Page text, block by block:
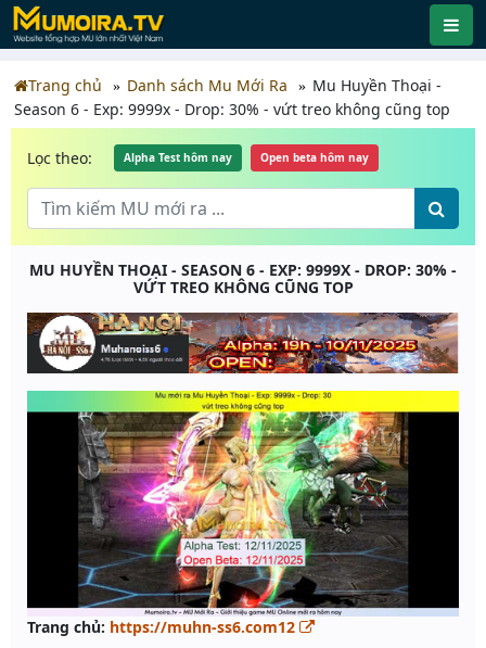
Trang chủ Danh sách Mu Mới Ra
Mu Huyền Thoại -
Season 6 - Exp: 9999x - Drop: 30% - vứt treo không cũng top
Lọc theo: Alpha Test hôm nay Open beta hôm nay
MU HUYỀN THOẠI - SEASON 6 - EXP: 9999X - DROP: 30% -
VỨT TREO KHÔNG CŨNG TOP
Trang chủ: https://muhn-ss6.com12